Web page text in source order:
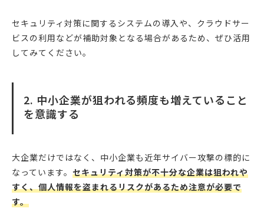
セキュリティ対策に関するシステムの導入や、クラウドサー
ビスの利用などが補助対象となる場合があるため、ぜひ活用
してみてください。
2. 中小企業が狙われる頻度も増えていること
を意識する
大企業だけではなく、中小企業も近年サイバー攻撃の標的に
なっています。 セキュリティ対策が不十分な企業は狙われや
すく、個人情報を盗まれるリスクがあるため注意が必要で
す。